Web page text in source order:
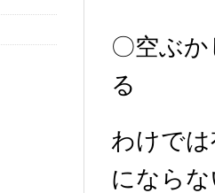
〇空ぶ
る
わけで
になら